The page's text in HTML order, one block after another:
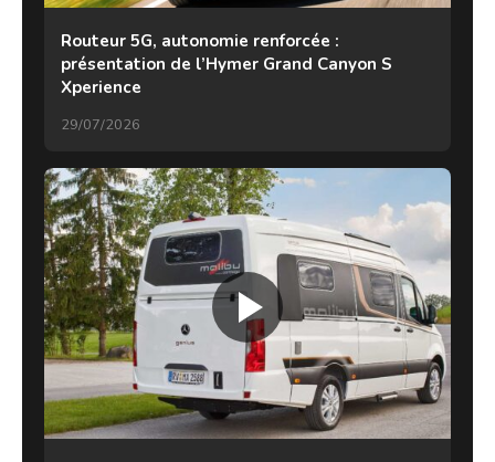
Routeur 5G, autonomie renforcée :
présentation de l’Hymer Grand Canyon S
Xperience
29/07/2026